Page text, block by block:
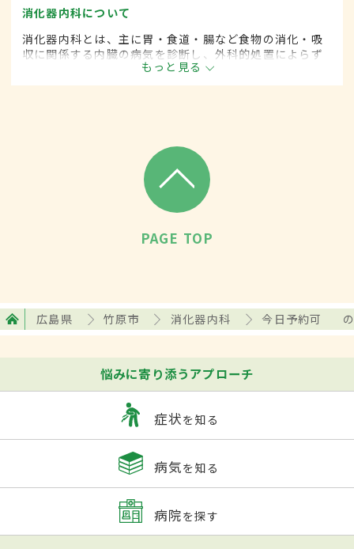
消化器内科について
消化器内科とは、主に胃・食道・腸など食物の消化・吸
収に関係する内臓の病気を診断し、外科的処置によらず
に治療する内科の一領域です。平成20年4月の制度改正
前は、消化器科と呼ばれていました。
もっと見る
PAGE TOP
広島県 竹原市 消化器内科 今日予約可
悩みに寄り添うアプローチ
症状を知る
病気を知る
病院を探す